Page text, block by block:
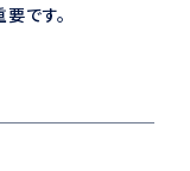
です。